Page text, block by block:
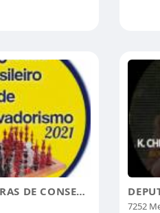
CONGRESSO BRAS DE CONSERVADORISMO
7252